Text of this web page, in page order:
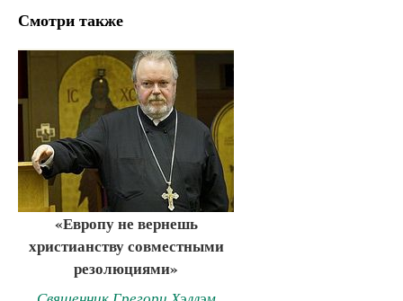
Смотри также
«Европу не вернешь
христианству совместными
резолюциями»